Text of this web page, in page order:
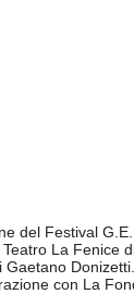
del Festival
La
con La